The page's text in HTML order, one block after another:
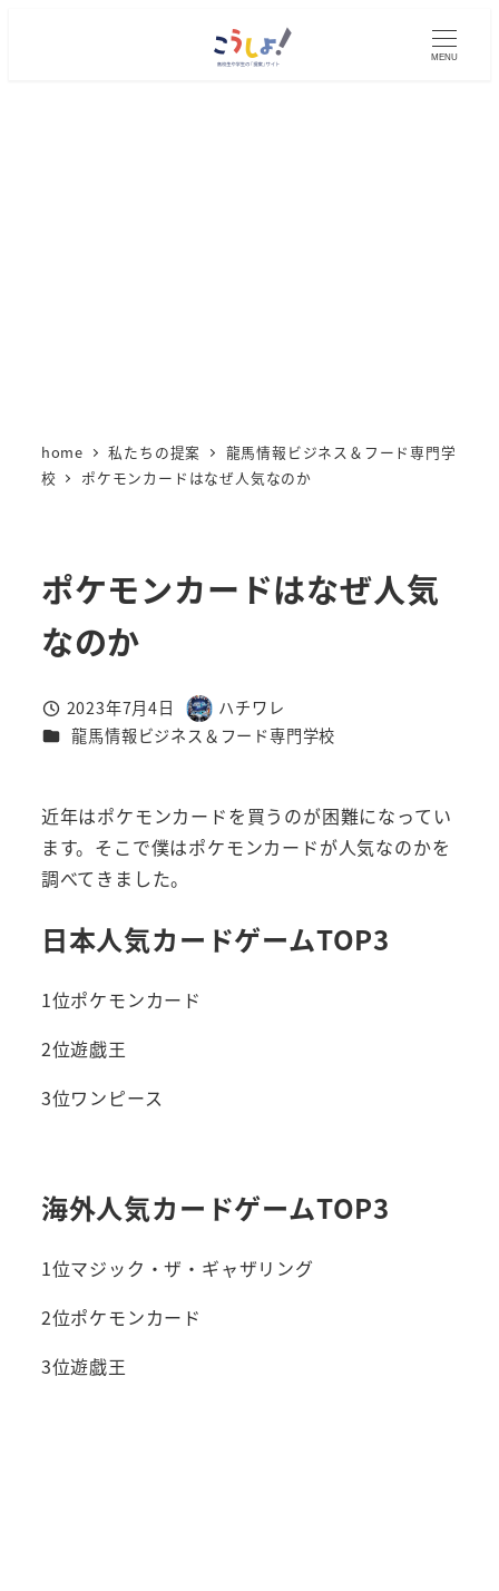
MENU
home 私たちの提案
龍馬情報ビジネス＆フード専門学
校
ポケモンカードはなぜ人気なのか
ポケモンカードはなぜ人気
なのか
投稿日
2023年7月4日
著
者
ハチワレ
カテゴリー
龍馬情報ビジネス＆フード専門学校
近年はポケモンカードを買うのが困難になってい
ます。そこで僕はポケモンカードが人気なのかを
調べてきました。
日本人気カードゲームTOP3
1位ポケモンカード
2位遊戯王
3位ワンピース
海外人気カードゲームTOP3
1位マジック・ザ・ギャザリング
2位ポケモンカード
3位遊戯王